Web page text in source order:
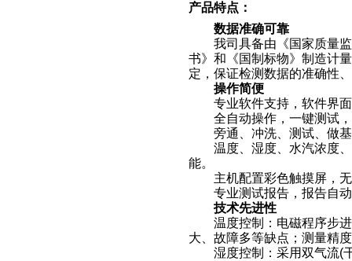
产品特点：
数据准确可靠
我司具备由《国家质量监
书》和《国制标物》制造计
定，保证检测数据的准确性
操作简便
专业软件支持，软件界面
全自动操作，一键测试，
旁通、冲洗、测试、做基
温度、湿度、水汽浓度、
能。
主机配置彩色触摸屏，无
专业测试报告，报告自动
技术先进性
温度控制：电磁程序步进
大、故障多等缺点；测量精
湿度控制：采用双气流(干